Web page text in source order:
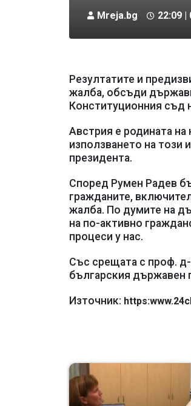
Mreja.bg 22:09 |
Резултатите и
жалба, обсъди
Конституционния съд
Австрия е родината
използването на
президента.
Според Румен Радев
гражданите,
жалба. По думите на
на по-активно
процеси у нас.
Със срещата с проф.
българския държавен
Източник: